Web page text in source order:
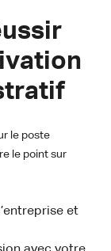
le poste
le point sur
et